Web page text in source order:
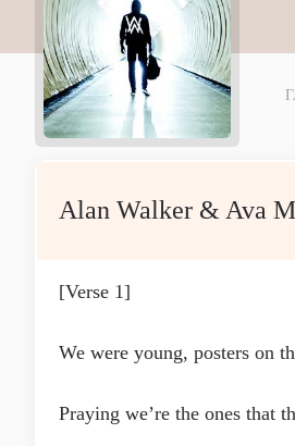
Alan Walker & Ava
[Verse 1]
We were young, posters on
Praying we’re the ones that